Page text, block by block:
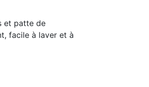
et patte de
facile à laver et à